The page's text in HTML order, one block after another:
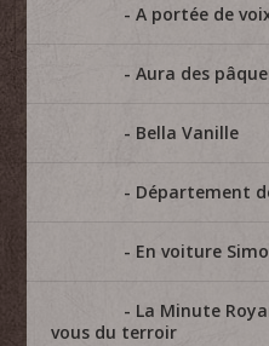
A portée de
Aura des
Bella Vanille
Département
En voiture
La Minute
vous du terroir